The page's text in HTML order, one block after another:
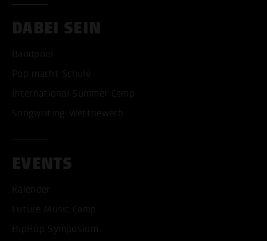
DABEI SEIN
Bandpool
Pop macht Schule
International Summer Camp
Songwriting-Wettbewerb
EVENTS
Kalender
Future Music Camp
HipHop Symposium